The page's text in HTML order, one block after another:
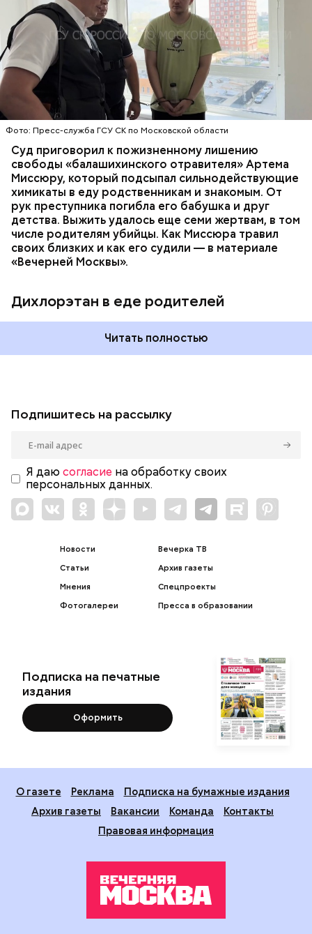
Фото: Пресс-служба ГСУ СК по Московской области
Суд приговорил к пожизненному лишению
свободы «балашихинского отравителя» Артема
Миссюру, который подсыпал сильнодействующие
химикаты в еду родственникам и знакомым. От
рук преступника погибла его бабушка и друг
детства. Выжить удалось еще семи жертвам, в том
числе родителям убийцы. Как Миссюра травил
своих близких и как его судили — в материале
«Вечерней Москвы».
Дихлорэтан в еде родителей
Все началось в июне, когда двое супругов
обратились в местную больницу с жалобами на
плохое самочувствие. Врачи не смогли поставить
им точный диагноз, после чего анализы
потерпевших направили на экспертизу. В них
специалисты обнаружили сильнодействующий
химикат дихлорэтан, который не мог попасть в
организм супругов случайно. То же самое вещество
нашли в еде, изъятой из квартиры пострадавших.
Видео: пресс-служба ГСУ СК по Московской области
Читать полностью
ОТРАВЛЕНИЯ БАЛАШИХА
РОДИТЕЛИ
СЛЕДСТВЕННЫЙ КОМИТЕТ
ЭКСПЕРТИЗЫ
Подпишитесь на рассылку
Я даю согласие на обработку своих
персональных данных.
Новости
Статьи
Мнения
Фотогалереи
Вечерка ТВ
Архив газеты
Спецпроекты
Пресса в образовании
Подписка на печатные
издания
Оформить
О газете Реклама
Подписка на бумажные издания
Архив газеты
Вакансии Команда
Контакты
Правовая информация